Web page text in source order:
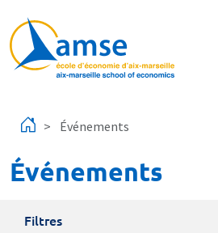
Événements
Événements
Filtres